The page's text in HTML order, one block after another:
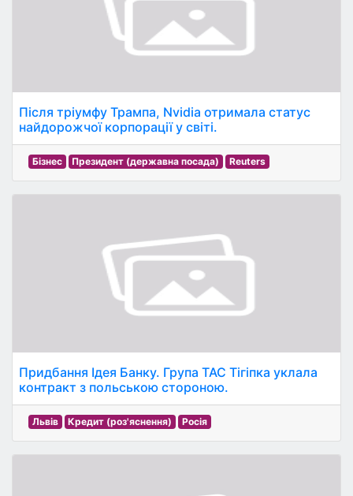
Після тріумфу Трампа, Nvidia отримала статус
найдорожчої корпорації у світі.
Бізнес Президент (державна посада) Reuters
Придбання Ідея Банку. Група ТАС Тігіпка уклала
контракт з польською стороною.
Львів Кредит (роз'яснення) Росія